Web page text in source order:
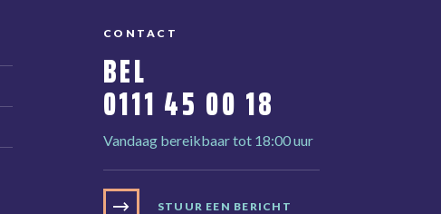
CONTACT
BEL
0111 45 00 18
Vandaag bereikbaar tot 18:00 uur
STUUR EEN BERICHT